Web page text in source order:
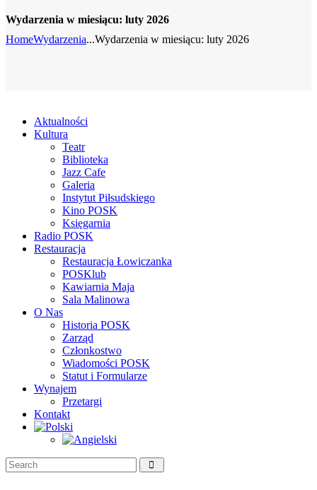
Wydarzenia w miesiącu: luty 2026
HomeWydarzenia...Wydarzenia w miesiącu: luty 2026
Aktualności
Kultura
Teatr
Biblioteka
Jazz Cafe
Galeria
Instytut Piłsudskiego
Kino POSK
Księgarnia
Radio POSK
Restauracja
Restauracja Łowiczanka
POSKlub
Kawiarnia Maja
Sala Malinowa
O Nas
Historia POSK
Zarząd
Członkostwo
Wiadomości POSK
Statut i Formularze
Wynajem
Przetargi
Kontakt